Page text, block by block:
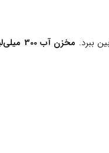
مخزن آب 300 میلی‌لیتری